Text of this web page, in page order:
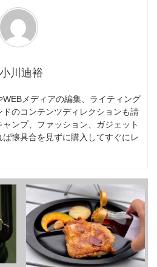
小川迪裕
WEBメディアの編集、ライティング
のコンテンツディレクションも請
ンプ、ファッション、ガジェット
懐具合を見ずに購入してすぐにレ